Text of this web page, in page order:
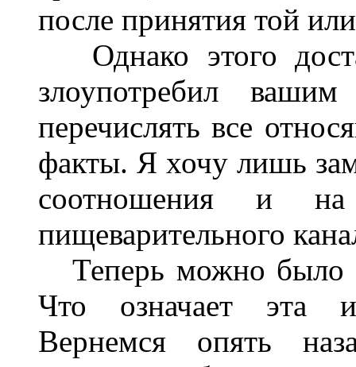
после принятия той
Однако этого
злоупотребил
перечислять все
факты. Я хочу лишь
соотношения и на
пищеварительного
Теперь можно было
Что означает эта
Вернемся опять